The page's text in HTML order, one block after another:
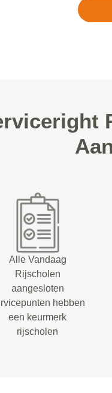
Alle Vandaag
Rijscholen
aangesloten
hebben
een keurmerk
rijscholen